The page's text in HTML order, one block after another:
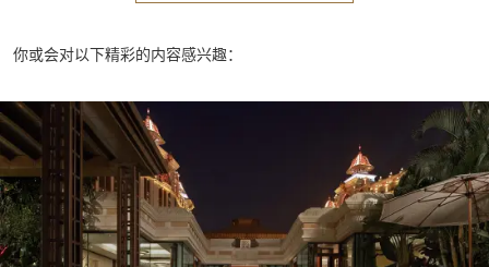
你或会对以下精彩的内容感兴趣：
Learn more